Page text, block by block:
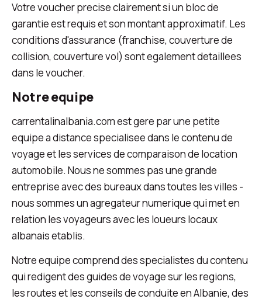
Votre voucher precise clairement si un bloc de
garantie est requis et son montant approximatif. Les
conditions d'assurance (franchise, couverture de
collision, couverture vol) sont egalement detaillees
dans le voucher.
Notre equipe
carrentalinalbania.com est gere par une petite
equipe a distance specialisee dans le contenu de
voyage et les services de comparaison de location
automobile. Nous ne sommes pas une grande
entreprise avec des bureaux dans toutes les villes -
nous sommes un agregateur numerique qui met en
relation les voyageurs avec les loueurs locaux
albanais etablis.
Notre equipe comprend des specialistes du contenu
qui redigent des guides de voyage sur les regions,
les routes et les conseils de conduite en Albanie, des